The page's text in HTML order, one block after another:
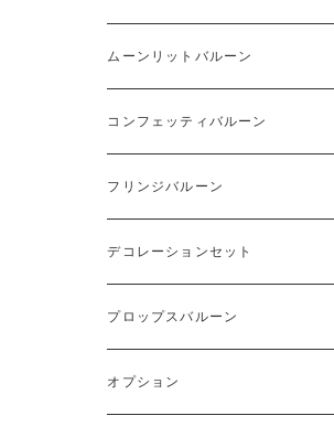
ムーンリットバルーン
コンフェッティバルーン
フリンジバルーン
デコレーションセット
プロップスバルーン
オプション